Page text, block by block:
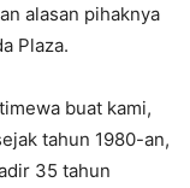
alasan pihaknya
Plaza.
buat kami,
tahun 1980-an,
35 tahun